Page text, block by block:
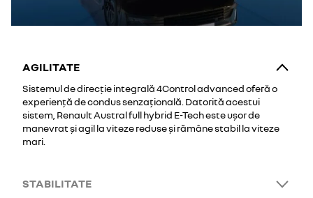
AGILITATE
Sistemul de direcție integrală 4Control advanced oferă o
experiență de condus senzațională. Datorită acestui
sistem, Renault Austral full hybrid E-Tech este ușor de
manevrat și agil la viteze reduse și rămâne stabil la viteze
mari.
STABILITATE